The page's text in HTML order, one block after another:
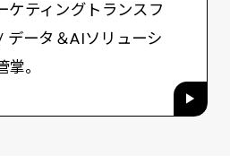
ケティングトランスフ
データ＆AIソリューシ
。